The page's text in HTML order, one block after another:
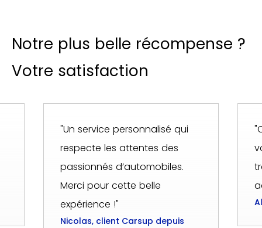
Notre plus belle récompense ?
Votre satisfaction
"Un service personnalisé qui
respecte les attentes des
passionnés d’automobiles.
Merci pour cette belle
expérience !"
Nicolas, client Carsup depuis